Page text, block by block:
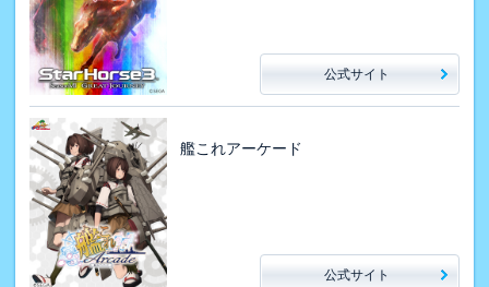
公式サイト
艦これアーケード
公式サイト